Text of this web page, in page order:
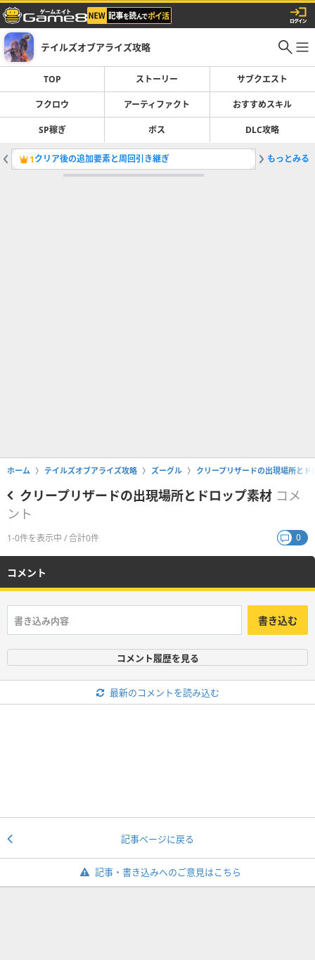
テイルズオブアライズ攻略
TOP ストーリー サブクエスト
フクロウ アーティファクト おすすめスキル
SP稼ぎ ボス DLC攻略
1クリア後の追加要素と周回引き継ぎ 2SAOコ
もっとみる
ホーム テイルズオブアライズ攻略 ズーグル クリープリザードの出現場所とド
クリープリザードの出現場所とドロップ素材 コメ
ント
1-0件を表示中 / 合計0件 0
コメント
書き込む
コメント履歴を見る
最新のコメントを読み込む
記事ページに戻る
記事・書き込みへのご意見はこちら